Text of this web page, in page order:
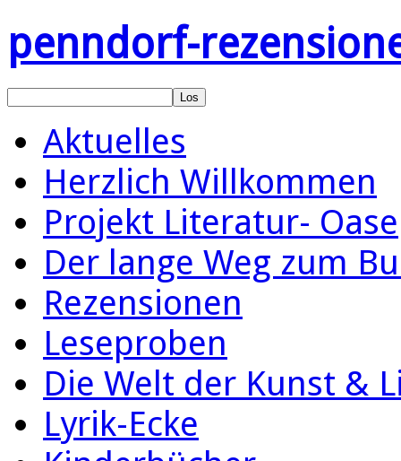
penndorf-
Aktuelles
Herzlich Willkommen
Projekt Literatur- Oase
Der lange Weg zum
Rezensionen
Leseproben
Die Welt der Kunst &
Lyrik-Ecke